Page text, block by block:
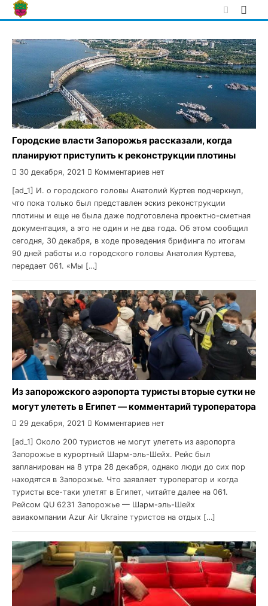
Skip
to
Городские власти Запорожья рассказали, когда
планируют приступить к реконструкции плотины
30 декабря, 2021 Комментариев нет
[ad_1] И. о городского головы Анатолий Куртев подчеркнул,
что пока только был представлен эскиз реконструкции
плотины и еще не была даже подготовлена проектно-сметная
документация, а это не один и не два года. Об этом сообщил
сегодня, 30 декабря, в ходе проведения брифинга по итогам
90 дней работы и.о городского головы Анатолия Куртева,
передает 061. «Мы […]
Из запорожского аэропорта туристы вторые сутки не
могут улететь в Египет — комментарий туроператора
29 декабря, 2021 Комментариев нет
[ad_1] Около 200 туристов не могут улететь из аэропорта
Запорожье в курортный Шарм-эль-Шейх. Рейс был
запланирован на 8 утра 28 декабря, однако люди до сих пор
находятся в Запорожье. Что заявляет туроператор и когда
туристы все-таки улетят в Египет, читайте далее на 061.
Рейсом QU 6231 Запорожье — Шарм-эль-Шейх
авиакомпании Azur Air Ukraine туристов на отдых […]